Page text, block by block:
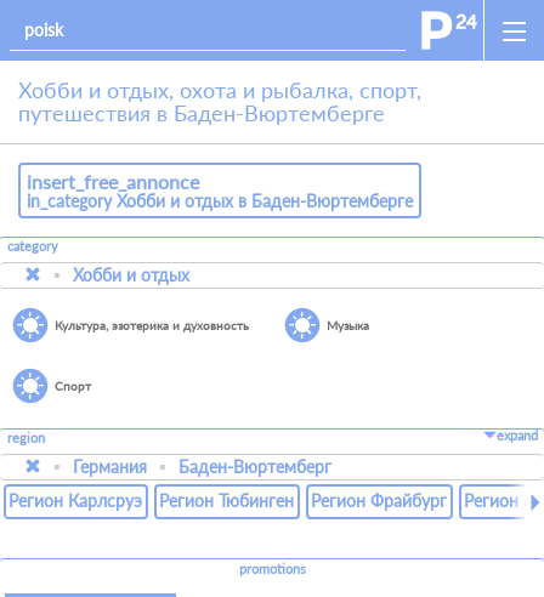
Хобби и отдых, охота и рыбалка, спорт,
путешествия в Баден-Вюртемберге
insert_free_annonce
in_category Хобби и отдых в Баден-Вюртемберге
category
Хобби и отдых
Культура, эзотерика и духовность Музыка
Спорт
region expand
Германия
Баден-Вюртемберг
Регион Карлсруэ
Регион Тюбинген Регион Фрайбург Регион
promotions